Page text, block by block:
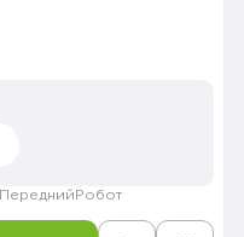
Передний Робот